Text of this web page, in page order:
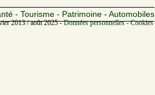
- Tourisme - Patrimoine - Automobiles
2013 / août 2025 -Données personnelles -